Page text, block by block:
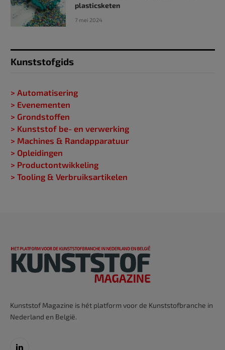
plasticsketen
7 mei 2024
Kunststofgids
> Automatisering
> Evenementen
> Grondstoffen
> Kunststof be- en verwerking
> Machines & Randapparatuur
> Opleidingen
> Productontwikkeling
> Tooling & Verbruiksartikelen
Kunststof Magazine is hét platform voor de Kunststofbranche in
Nederland en België.